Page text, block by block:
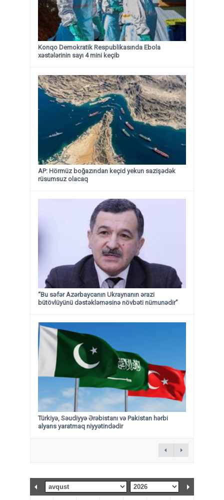
Konqo Demokratik Respublikasında Ebola
xəstələrinin sayı 4 mini keçib
AP: Hörmüz boğazından keçid yekun sazişədək
rüsumsuz olacaq
“Bu səfər Azərbaycanın Ukraynanın ərazi
bütövlüyünü dəstəkləməsinə növbəti nümunədir”
Türkiyə, Səudiyyə Ərəbistanı və Pakistan hərbi
alyans yaratmaq niyyətindədir